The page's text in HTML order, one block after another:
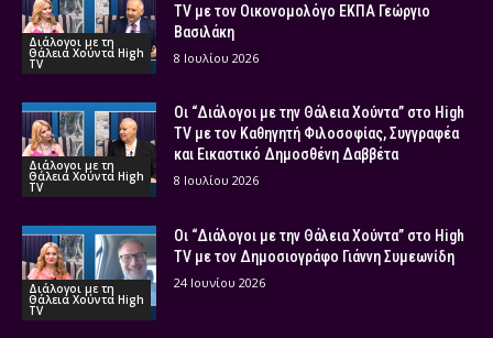
Διάλογοι με τη
Θάλεια Χούντα High
TV
TV με τον Οικονομολόγο ΕΚΠΑ Γεώργιο
Βασιλάκη
8 Ιουλίου 2026
Διάλογοι με τη
Θάλεια Χούντα High
TV
Οι “Διάλογοι με την Θάλεια Χούντα” στο High
TV με τον Καθηγητή Φιλοσοφίας, Συγγραφέα
και Εικαστικό Δημοσθένη Δαββέτα
8 Ιουλίου 2026
Διάλογοι με τη
Θάλεια Χούντα High
TV
Οι “Διάλογοι με την Θάλεια Χούντα” στο High
TV με τον Δημοσιογράφο Γιάννη Συμεωνίδη
24 Ιουνίου 2026